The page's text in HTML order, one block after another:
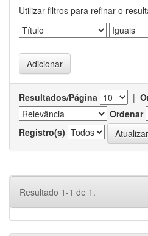
Utilizar filtros para refinar o
Resultados/Página |
Ordenar
Registro(s)
Resultado 1-1 de 1.